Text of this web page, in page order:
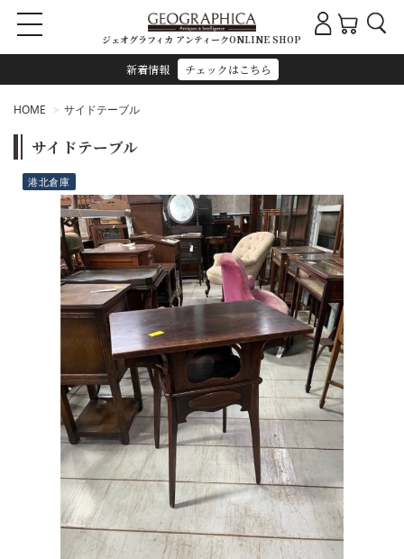
新着情報 チェックはこちら
ジェオグラフィカ アンティークONLINE SHOP
HOME サイドテーブル
サイドテーブル
港北倉庫